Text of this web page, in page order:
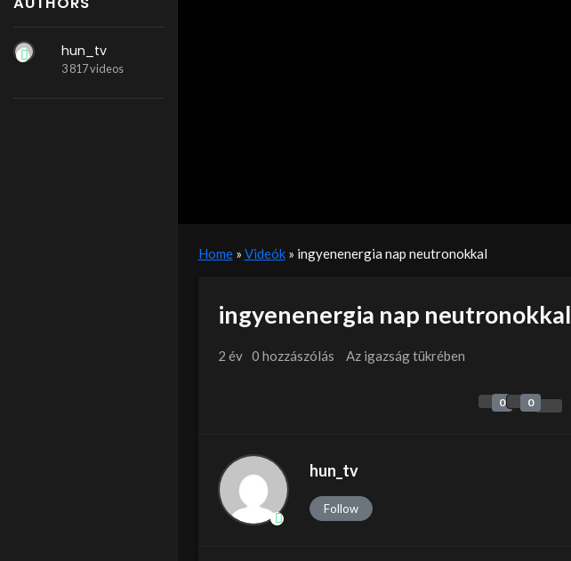
hun_tv
3 817 videos
Home» Videók» ingyenenergia nap neutronokkal
ingyenenergia nap neutronokkal
2 év 0 hozzászólás Az igazság tükrében
0 0
hun_tv
Follow